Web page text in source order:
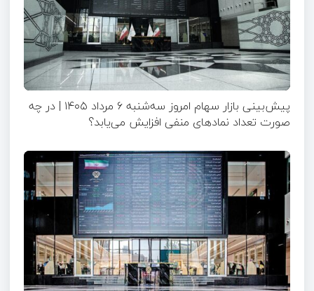
پیش‌بینی بازار سهام امروز سه‌شنبه ۶ مرداد ۱۴۰۵ | در چه
صورت تعداد نماد‌های منفی افزایش می‌یابد؟